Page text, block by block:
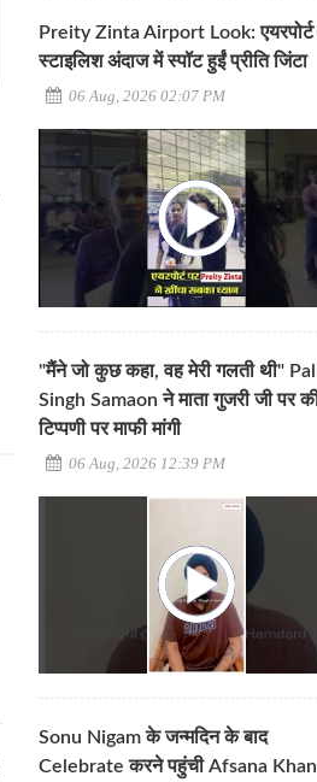
Preity Zinta Airport Look: एयरपोर्ट
स्टाइलिश अंदाज में स्पॉट हुईं प्रीति जिंटा
06 Aug, 2026 02:07 PM
"मैंने जो कुछ कहा, वह मेरी गलती थी" Pal
Singh Samaon ने माता गुजरी जी पर
टिप्पणी पर माफी मांगी
06 Aug, 2026 12:39 PM
Sonu Nigam के जन्मदिन के बाद
Celebrate करने पहुंची Afsana Khan